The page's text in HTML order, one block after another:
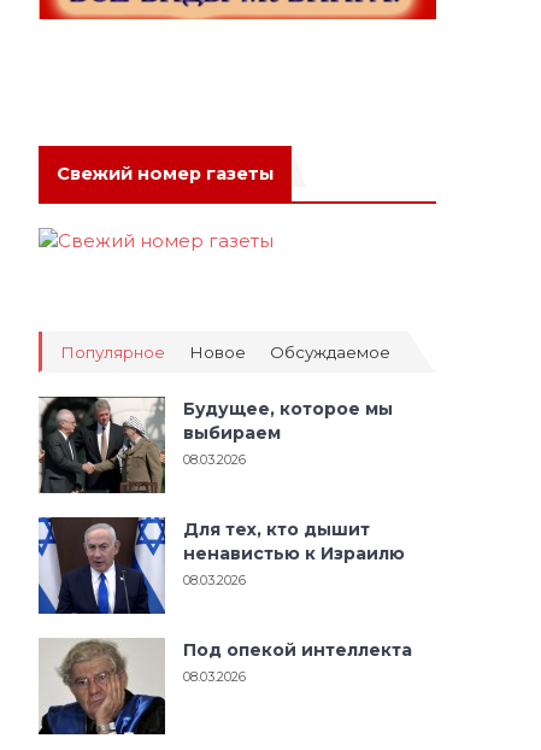
Свежий номер газеты
Популярное Новое Обсуждаемое
Будущее, которое мы
выбираем
08.03.2026
Для тех, кто дышит
ненавистью к Израилю
08.03.2026
Под опекой интеллекта
08.03.2026